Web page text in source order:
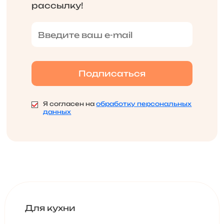
рассылку!
Я согласен наобработку персональных
данных
Для кухни